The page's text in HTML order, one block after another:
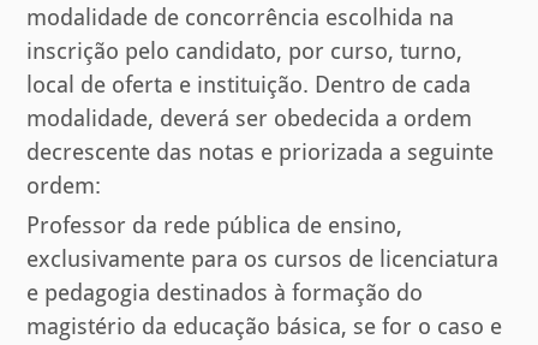
modalidade de concorrência escolhida na
inscrição pelo candidato, por curso, turno,
local de oferta e instituição. Dentro de cada
modalidade, deverá ser obedecida a ordem
decrescente das notas e priorizada a seguinte
ordem:
Professor da rede pública de ensino,
exclusivamente para os cursos de licenciatura
e pedagogia destinados à formação do
magistério da educação básica, se for o caso e